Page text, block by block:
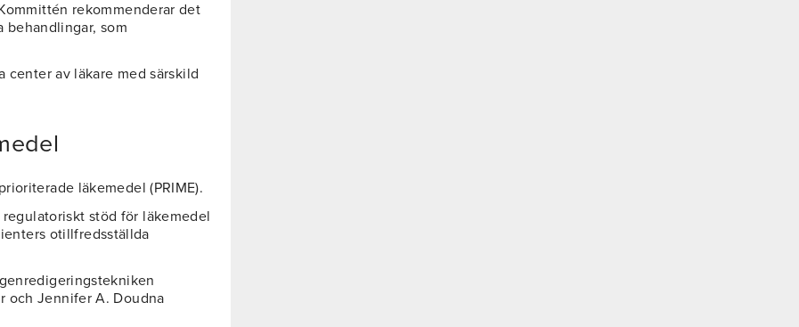
rekommenderar det
behandlingar, som
center av läkare med särskild
läkemedel (PRIME).
stöd för läkemedel
otillfredsställda
och Jennifer A. Doudna